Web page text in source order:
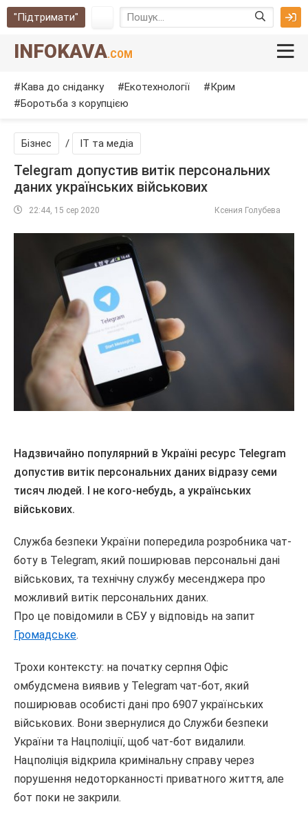
"Підтримати"
INFOKAVA.COM
Кава до сніданку Екотехнології
Крим
Боротьба з корупцією
Бізнес / IT та медіа
Telegram допустив витік персональних
даних українських військових
22:44, 15 сер 2020 Ксения Голубева
Надзвичайно популярний в Україні ресурс Telegram
допустив витік персональних даних відразу семи
тисяч людей. І не кого-небудь, а українських
військових.
Служба безпеки України попередила розробника чат-
боту в Telegram, який поширював персональні дані
військових, та технічну службу месенджера про
можливий витік персональних даних.
Про це повідомили в СБУ у відповідь на запит
Громадське.
Трохи контексту: на початку серпня Офіс
омбудсмена виявив у Telegram чат-бот, який
поширював особисті дані про 6907 українських
військових. Вони звернулися до Служби безпеки
України та Нацполіції, щоб чат-бот видалили.
Нацполіція відкрила кримінальну справу через
порушення недоторканності приватного життя, але
бот поки не закрили.